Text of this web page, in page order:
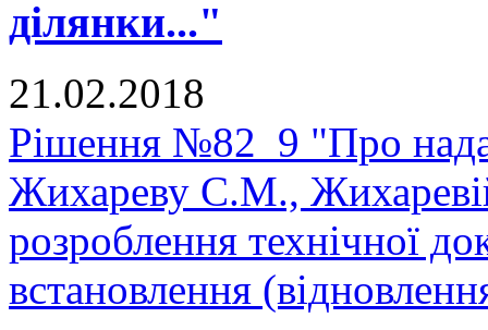
ділянки..."
21.02.2018
Рішення №82_9 "Про
Жихареву С.М.,
розроблення технічної
встановлення